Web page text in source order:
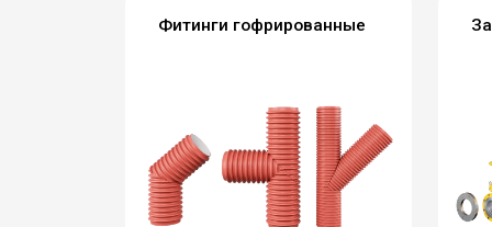
Фитинги гофрированные